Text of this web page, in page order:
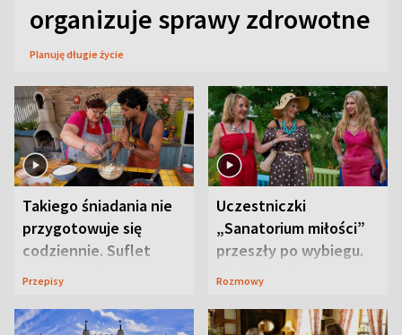
organizuje sprawy zdrowotne
Planuję długie życie
Takiego śniadania nie
przygotowuje się
codziennie. Suflet
serowy zachwyca
Przepisy
Uczestniczki
„Sanatorium miłości”
przeszły po wybiegu.
Te stylizacje
Rozmowy